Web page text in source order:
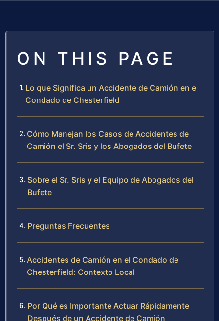
ON THIS PAGE
Lo que Significa un Accidente de Camión en el
Condado de Chesterfield
Cómo Manejan los Casos de Accidentes de
Camión el Sr. Sris y los Abogados del Bufete
Sobre el Sr. Sris y el Equipo de Abogados del
Bufete
Preguntas Frecuentes
Accidentes de Camión en el Condado de
Chesterfield: Contexto Local
Por Qué es Importante Actuar Rápidamente
Después de un Accidente de Camión